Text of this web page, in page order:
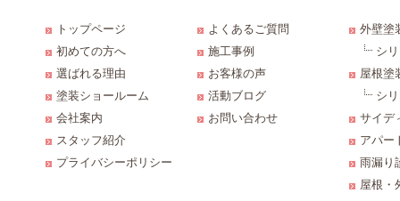
トップページ
初めての方へ
選ばれる理由
塗装ショールーム
会社案内
スタッフ紹介
プライバシーポリシー
よくあるご質問
施工事例
お客様の声
活動ブログ
お問い合わせ
外壁塗
シ
屋根塗
シ
サイデ
アパー
雨漏り
屋根・